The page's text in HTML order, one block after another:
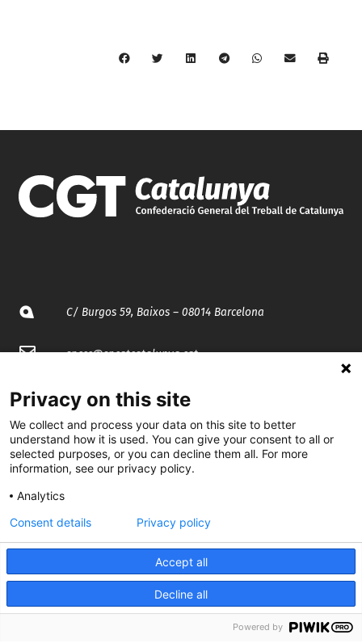
C/ Burgos 59, Baixos – 08014 Barcelona
spccc@spcgtcatalunya.cat
935 120 481
@CGTCatalunya
cgtcatalunya
CGTCatalunya
Desenvolupat per
Privacy on this site
We collect and process your data on this site to better
understand how it is used. You can give your consent to all or
selected purposes, or you can decline them all. For more
information, see our privacy policy.
Analytics
Accept all
Decline all
Consent details Privacy policy
Powered by